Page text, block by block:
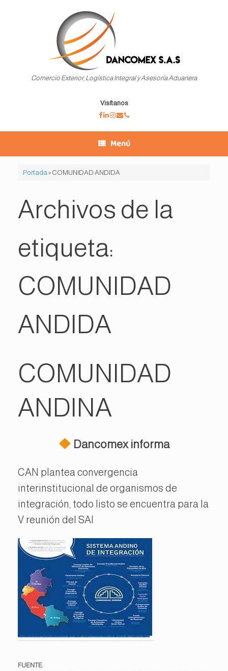
Comercio Exterior, Logística Integral y Asesoría Aduanera
Visítanos
Menú
Portada » COMUNIDAD ANDIDA
Archivos de la
etiqueta:
COMUNIDAD
ANDIDA
COMUNIDAD
ANDINA
Dancomex informa
CAN plantea convergencia
interinstitucional de organismos de
integración, todo listo se encuentra para la
V reunión del SAI
FUENTE: